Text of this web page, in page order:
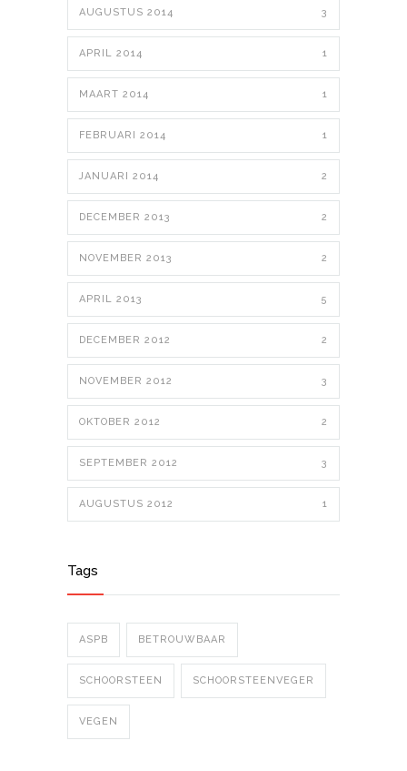
AUGUSTUS 2014 3
APRIL 2014 1
MAART 2014 1
FEBRUARI 2014 1
JANUARI 2014 2
DECEMBER 2013 2
NOVEMBER 2013 2
APRIL 2013 5
DECEMBER 2012 2
NOVEMBER 2012 3
OKTOBER 2012 2
SEPTEMBER 2012 3
AUGUSTUS 2012 1
Tags
ASPB BETROUWBAAR
SCHOORSTEEN SCHOORSTEENVEGER
VEGEN